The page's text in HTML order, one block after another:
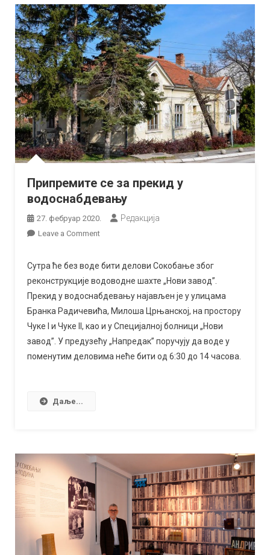
Припремите се за прекид у
водоснабдевању
27. фебруар 2020. Редакција
Leave a Commenton
се
прекид
у
водоснабдевању
Сутра ће без воде бити делови Сокобање због
реконструкције водоводне шахте „Нови завод”.
Прекид у водоснабдевању најављен је у улицама
Бранка Радичевића, Милоша Црњанској, на простору
Чуке I и Чуке II, као и у Специјалној болници „Нови
завод”. У предузећу „Напредак” поручују да воде у
поменутим деловима неће бити од 6:30 до 14 часова.
Даље...